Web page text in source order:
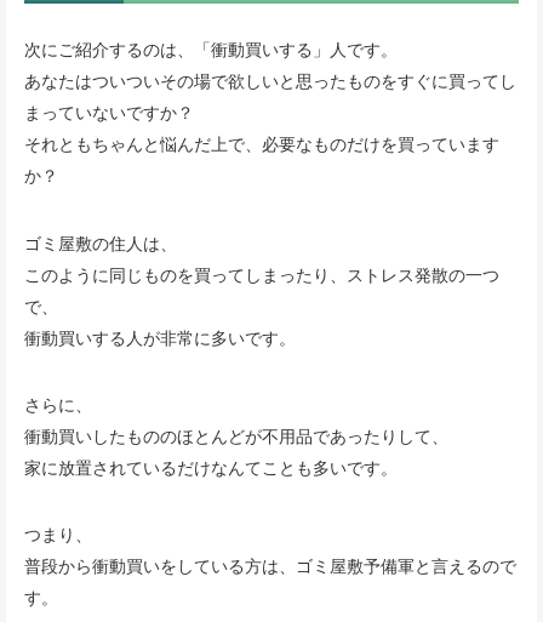
次にご紹介するのは、「衝動買いする」人です。
あなたはついついその場で欲しいと思ったものをすぐに買ってし
まっていないですか？
それともちゃんと悩んだ上で、必要なものだけを買っています
か？
ゴミ屋敷の住人は、
このように同じものを買ってしまったり、ストレス発散の一つ
で、
衝動買いする人が非常に多いです。
さらに、
衝動買いしたもののほとんどが不用品であったりして、
家に放置されているだけなんてことも多いです。
つまり、
普段から衝動買いをしている方は、ゴミ屋敷予備軍と言えるので
す。